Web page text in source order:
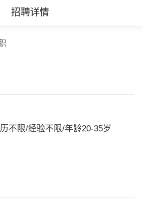
招聘详情
不限/经验不限/年龄20-35岁